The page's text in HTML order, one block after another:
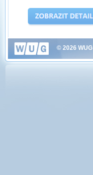
© 2026 WUG